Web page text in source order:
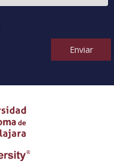
Enviar